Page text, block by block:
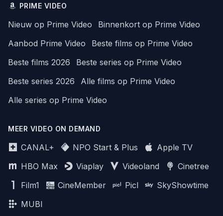
PRIME VIDEO
Nieuw op Prime Video
Binnenkort op Prime Video
Aanbod Prime Video
Beste films op Prime Video
Beste films 2026
Beste series op Prime Video
Beste series 2026
Alle films op Prime Video
Alle series op Prime Video
MEER VIDEO ON DEMAND
CANAL+ NPO Start & Plus
Apple TV
HBO Max
Viaplay Videoland
Cinetree
Film1
CineMember Picl
SkyShowtime
MUBI